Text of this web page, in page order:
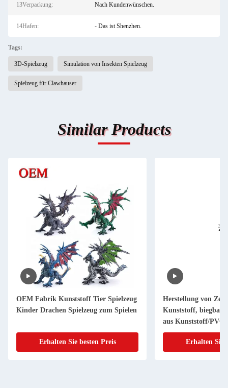
13Verpackung: Nach Kundenwünschen.
14Hafen: - Das ist Shenzhen.
Tags:
3D-Spielzeug Simulation von Insekten Spielzeug
Spielzeug für Clawhauser
Similar Products
OEM Fabrik Kunststoff Tier Spielzeug
Kinder Drachen Spielzeug zum Spielen
Erhalten Sie besten Preis
Herstellung von
Kunststoff, biegbare
aus Kunststoff/
Erhalten Sie